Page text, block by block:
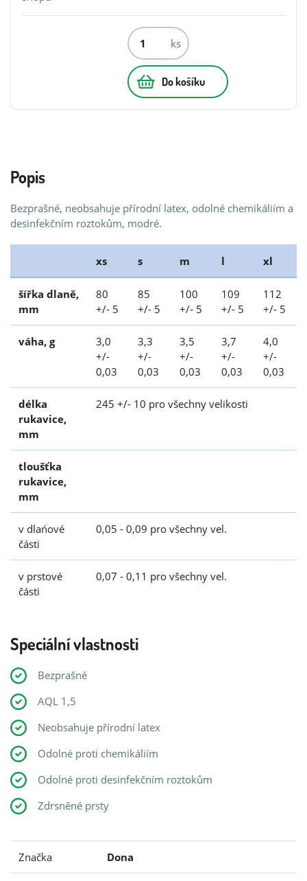
ks
Do košíku
Popis
Bezprašné, neobsahuje přírodní latex, odolné chemikáliím a
desinfekčním roztokům, modré.
xs s m l xl
šířka dlaně,
mm
80
+/- 5
85
+/- 5
100
+/- 5
109
+/- 5
112
+/- 5
váha, g
3,0
+/-
0,03
3,3
+/-
0,03
3,5
+/-
0,03
3,7
+/-
0,03
4,0
+/-
0,03
délka
rukavice,
mm
245 +/- 10 pro všechny velikosti
tloušťka
rukavice,
mm
v dlańové
části
0,05 - 0,09 pro všechny vel.
v prstové
části
0,07 - 0,11 pro všechny vel.
Speciální vlastnosti
Bezprašné
AQL 1,5
Neobsahuje přírodní latex
Odolné proti chemikáliím
Odolné proti desinfekčním roztokům
Zdrsněné prsty
Značka Dona